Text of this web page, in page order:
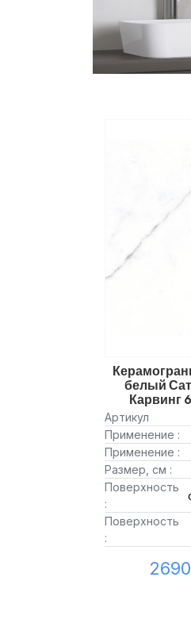
белый
Карвинг
Артикул
Применение :
Применение :
Размер, см :
Поверхность
:
Поверхность
: